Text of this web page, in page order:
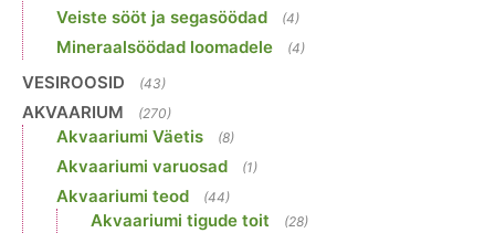
Veiste sööt ja segasöödad (4)
Mineraalsöödad loomadele (4)
VESIROOSID (43)
AKVAARIUM (270)
Akvaariumi Väetis (8)
Akvaariumi varuosad (1)
Akvaariumi teod (44)
Akvaariumi tigude toit (28)